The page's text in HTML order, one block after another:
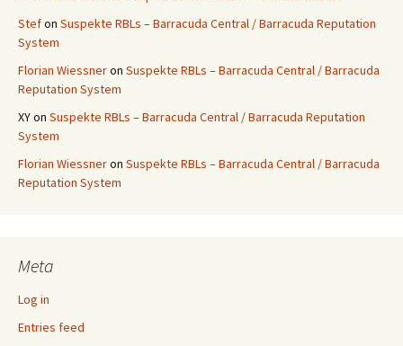
Stefon Suspekte RBLs – Barracuda Central / Barracuda Reputation
System
Florian Wiessneron Suspekte RBLs – Barracuda Central / Barracuda
Reputation System
XYon Suspekte RBLs – Barracuda Central / Barracuda Reputation
System
Florian Wiessneron Suspekte RBLs – Barracuda Central / Barracuda
Reputation System
Meta
Log in
Entries feed